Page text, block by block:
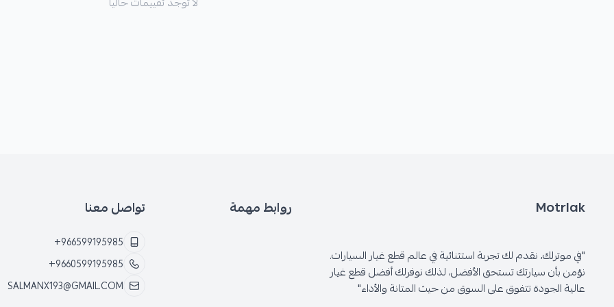
Motrlak
"في موترلك، نقدم لك تجربة استثنائية في عالم قطع غيار السيارات.
نؤمن بأن سيارتك تستحق الأفضل، لذلك نوفرلك أفضل قطع غيار
عالية الجودة تتفوق على السوق من حيث المتانة والأداء"
روابط مهمة تواصل معنا
+966599195985
+9660599195985
SALMANX193@GMAIL.COM